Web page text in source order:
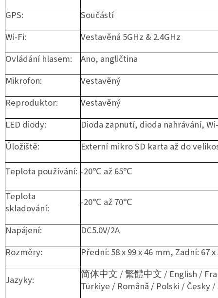
GPS:
Součástí
Wi-Fi:
Vestavěná 5GHz & 2.4GHz
Ovládání hlasem:
Ano, angličtina
Mikrofon:
Vestavěný
Reproduktor:
Vestavěný
LED diody:
Dioda zapnutí, dioda nahrávání,
Úložiště:
Externí mikro SD karta až do
Teplota používání: -20℃ až 65℃
Teplota
skladování:
-20℃ až 70℃
Napájení:
DC5.0V/2A
Rozměry:
Přední: 58 x 99 x 46 mm, Zadní: 67
Jazyky:
简体中文 / 繁體中文 / English /
Türkiye / Română / Polski / Česky